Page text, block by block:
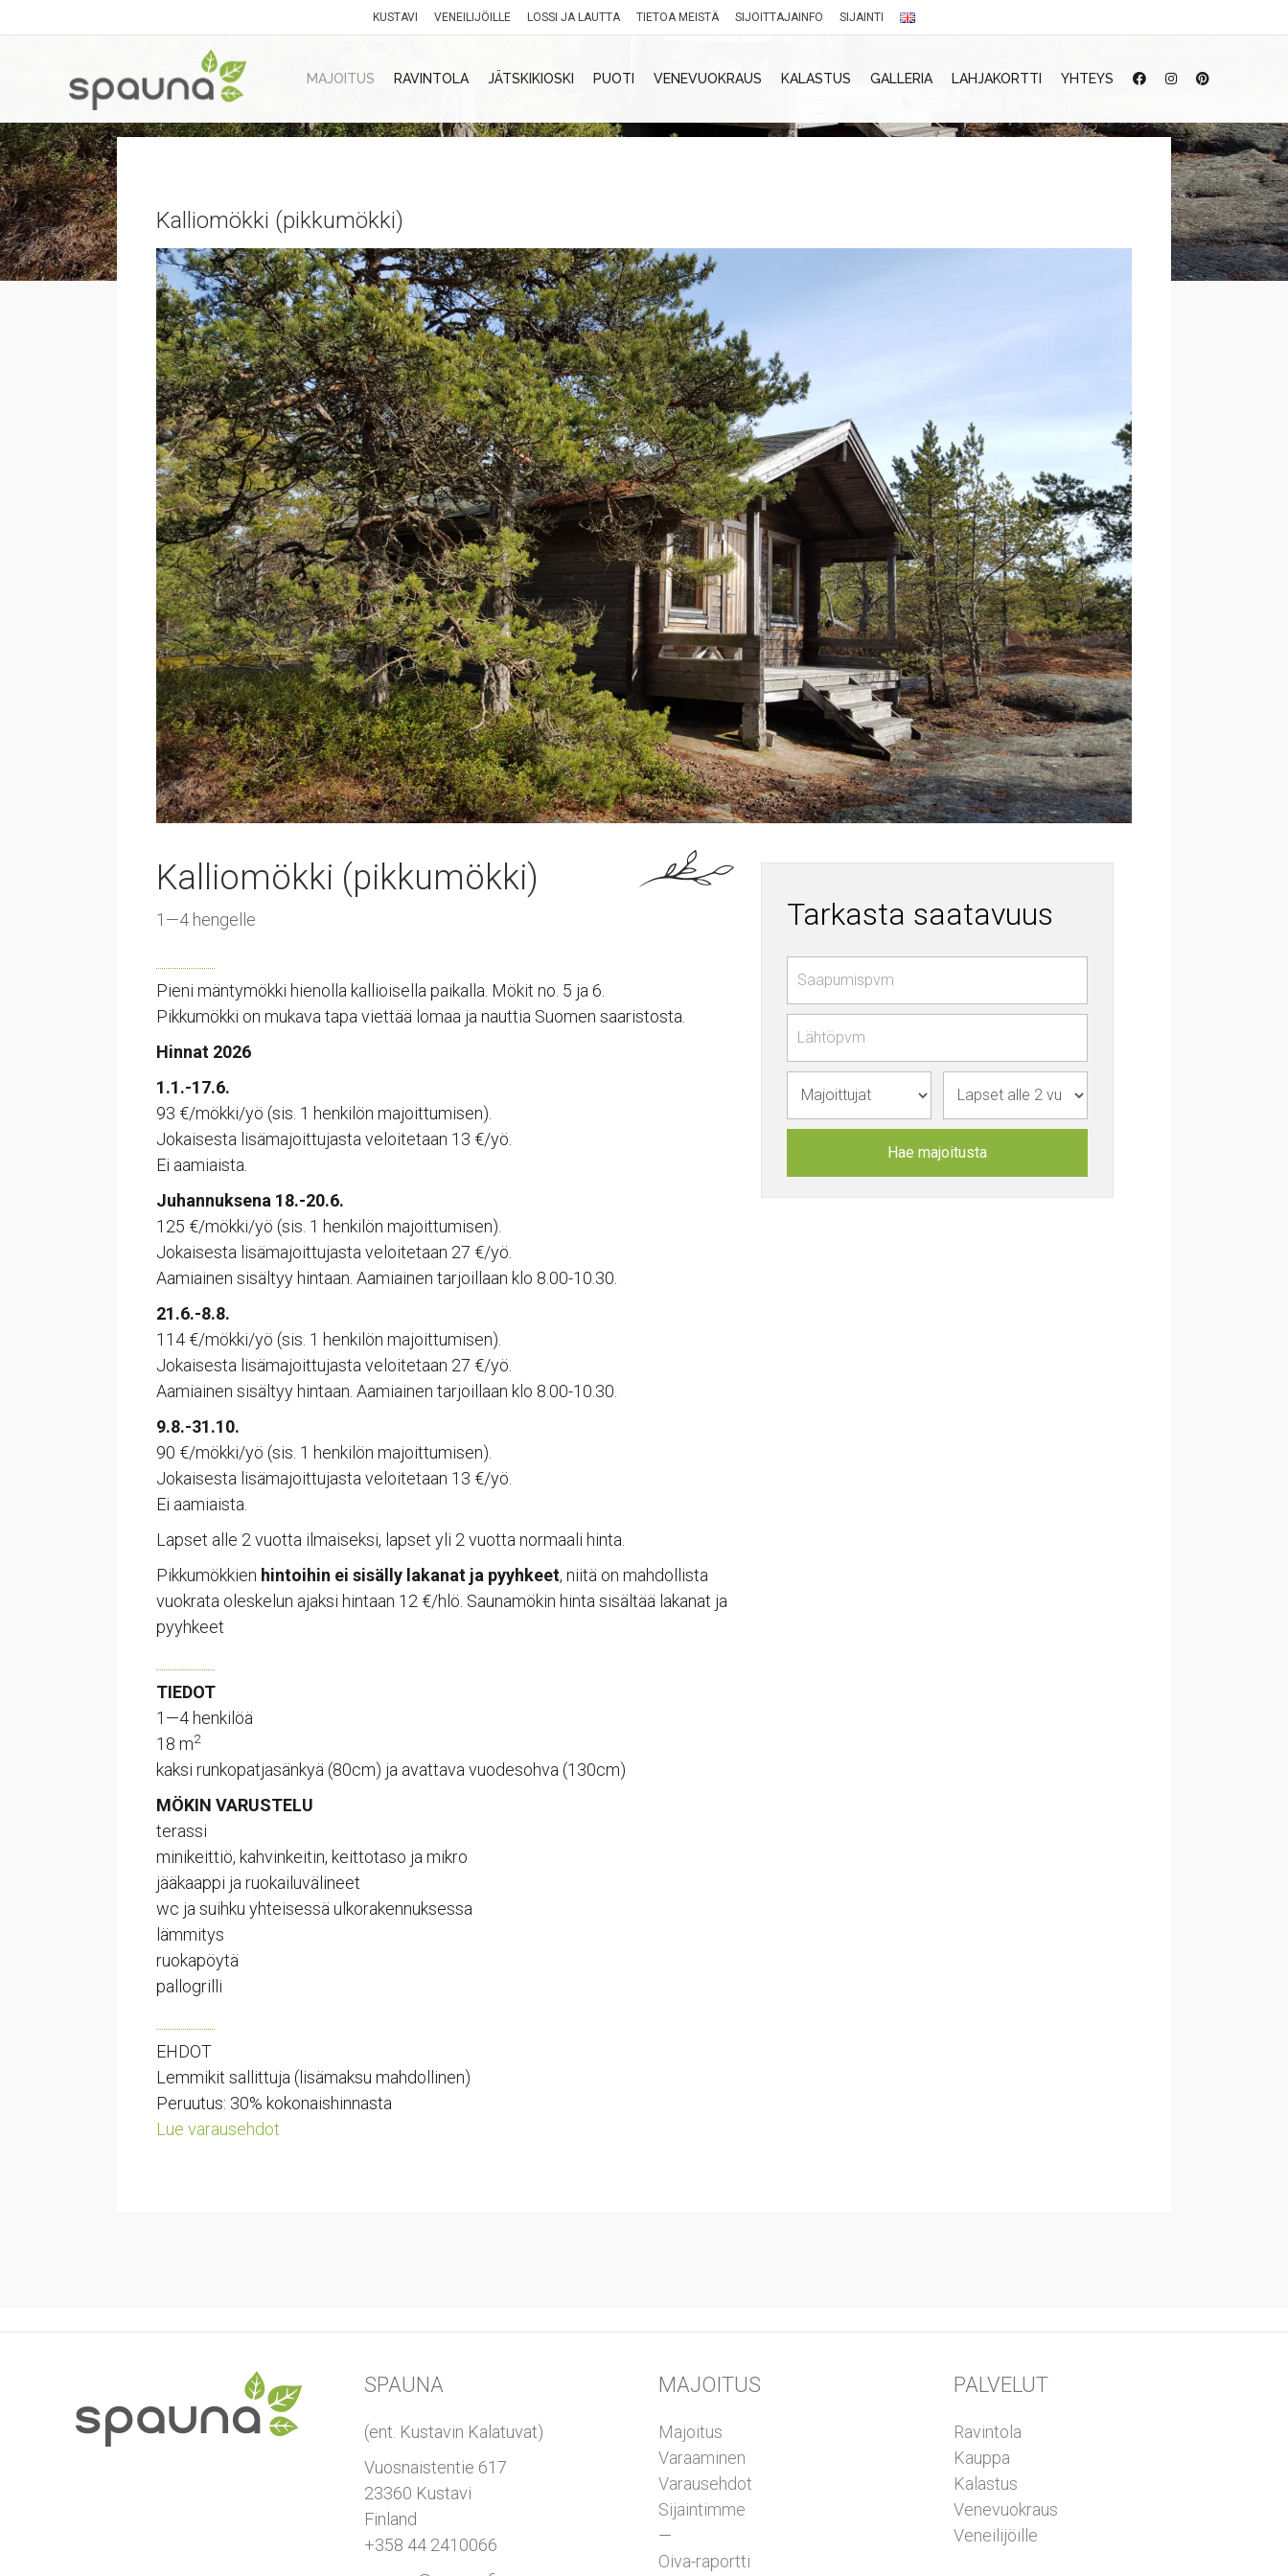
KUSTAVI VENEILIJÖILLE LOSSI JA LAUTTA TIETOA MEISTÄ SIJOITTAJAINFO SIJAINTI
MAJOITUS RAVINTOLA JÄTSKIKIOSKI PUOTI VENEVUOKRAUS KALASTUS GALLERIA LAHJAKORTTI YHTEYS
Kalliomökki (pikkumökki)
Kalliomökki (pikkumökki)
1—4 hengelle
Pieni mäntymökki hienolla kallioisella paikalla. Mökit no. 5 ja 6.
Pikkumökki on mukava tapa viettää lomaa ja nauttia Suomen saaristosta.
Hinnat 2026
1.1.-17.6.
93 €/mökki/yö (sis. 1 henkilön majoittumisen).
Jokaisesta lisämajoittujasta veloitetaan 13 €/yö.
Ei aamiaista.
Juhannuksena 18.-20.6.
125 €/mökki/yö (sis. 1 henkilön majoittumisen).
Jokaisesta lisämajoittujasta veloitetaan 27 €/yö.
Aamiainen sisältyy hintaan. Aamiainen tarjoillaan klo 8.00-10.30.
21.6.-8.8.
114 €/mökki/yö (sis. 1 henkilön majoittumisen).
Jokaisesta lisämajoittujasta veloitetaan 27 €/yö.
Aamiainen sisältyy hintaan. Aamiainen tarjoillaan klo 8.00-10.30.
9.8.-31.10.
90 €/mökki/yö (sis. 1 henkilön majoittumisen).
Jokaisesta lisämajoittujasta veloitetaan 13 €/yö.
Ei aamiaista.
Lapset alle 2 vuotta ilmaiseksi, lapset yli 2 vuotta normaali hinta.
Pikkumökkien hintoihin ei sisälly lakanat ja pyyhkeet, niitä on mahdollista
vuokrata oleskelun ajaksi hintaan 12 €/hlö. Saunamökin hinta sisältää lakanat ja
pyyhkeet
TIEDOT
1—4 henkilöä
18 m2
kaksi runkopatjasänkyä (80cm) ja avattava vuodesohva (130cm)
MÖKIN VARUSTELU
terassi
minikeittiö, kahvinkeitin, keittotaso ja mikro
jääkaappi ja ruokailuvälineet
wc ja suihku yhteisessä ulkorakennuksessa
lämmitys
ruokapöytä
pallogrilli
EHDOT
Lemmikit sallittuja (lisämaksu mahdollinen)
Peruutus: 30% kokonaishinnasta
Lue varausehdot
Tarkasta saatavuus
SPAUNA
(ent. Kustavin Kalatuvat)
Vuosnaistentie 617
23360 Kustavi
Finland
+358 44 2410066
MAJOITUS
Majoitus
Varaaminen
Varausehdot
Sijaintimme
—
Oiva-raportti
PALVELUT
Ravintola
Kauppa
Kalastus
Venevuokraus
Veneilijöille